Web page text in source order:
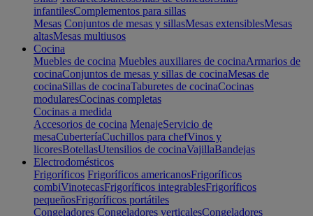
infantilesComplementos para sillas
Mesas Conjuntos de mesas y sillasMesas extensiblesMesas
altasMesas multiusos
Cocina
Muebles de cocina Muebles auxiliares de cocinaArmarios de
cocinaConjuntos de mesas y sillas de cocinaMesas de
cocinaSillas de cocinaTaburetes de cocinaCocinas
modularesCocinas completas
Cocinas a medida
Accesorios de cocina MenajeServicio de
mesaCuberteríaCuchillos para chefVinos y
licoresBotellasUtensilios de cocinaVajillaBandejas
Electrodomésticos
Frigoríficos Frigoríficos americanosFrigoríficos
combiVinotecasFrigoríficos integrablesFrigoríficos
pequeñosFrigoríficos portátiles
Congeladores Congeladores verticalesCongeladores